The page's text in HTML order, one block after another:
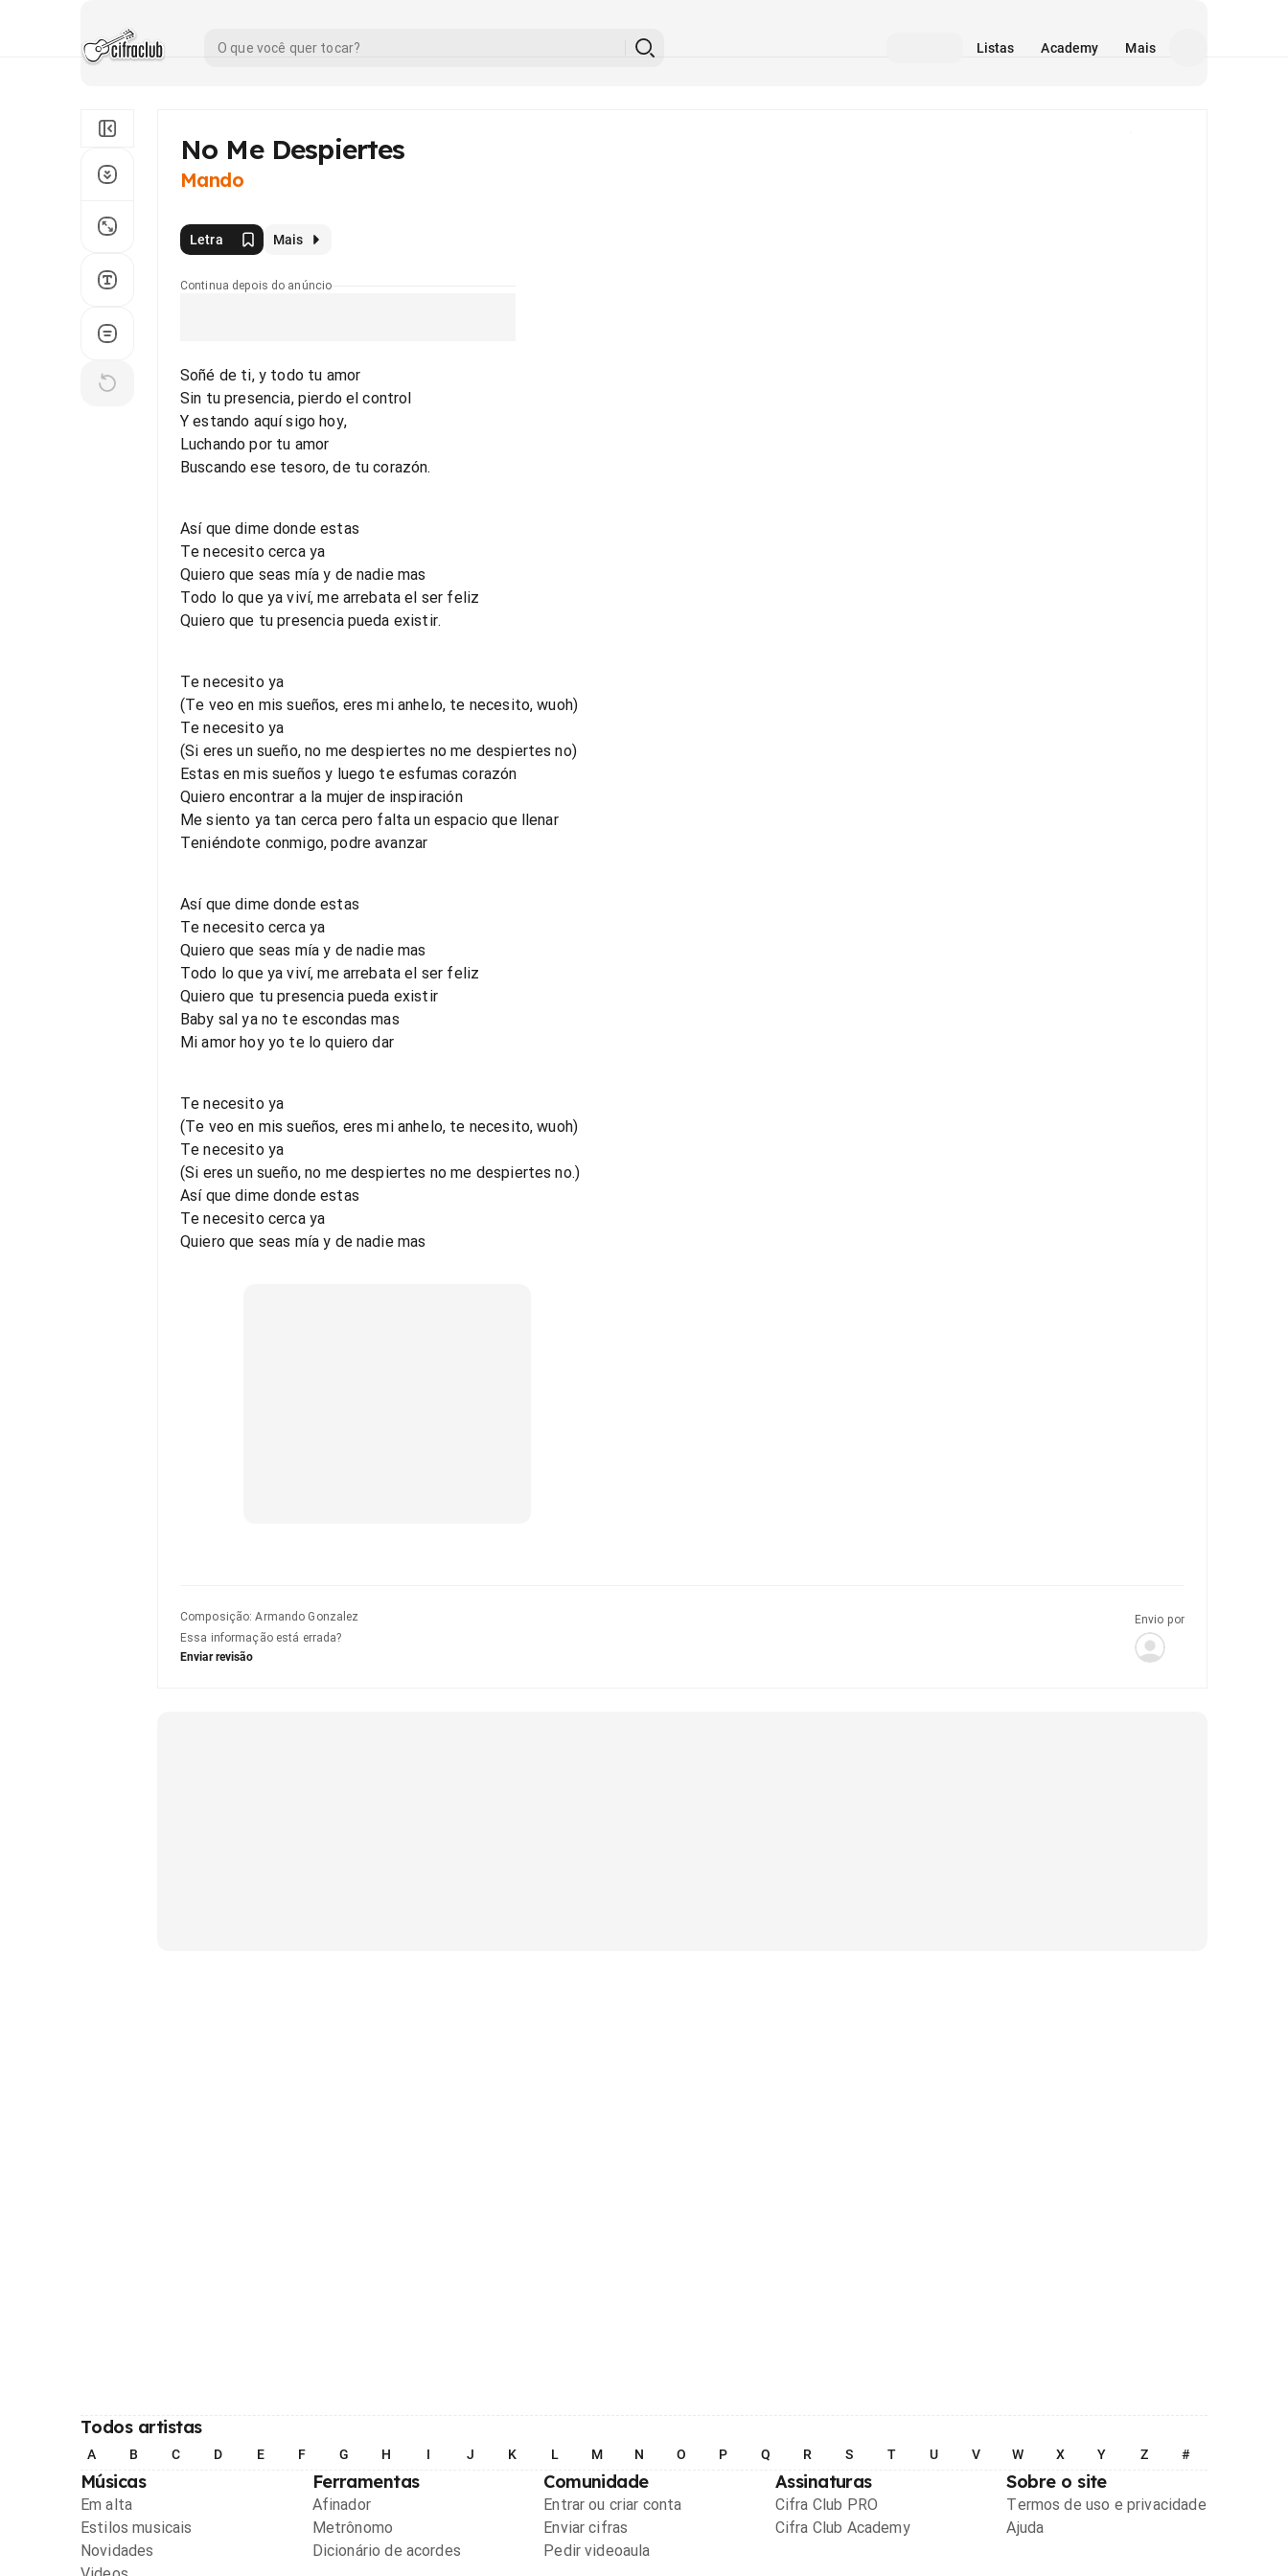
Listas Academy Mais
No Me Despiertes
Mando
Letra Mais
Continua depois do anúncio
Soñé de ti, y todo tu amor
Sin tu presencia, pierdo el control
Y estando aquí sigo hoy,
Luchando por tu amor
Buscando ese tesoro, de tu corazón.
Así que dime donde estas
Te necesito cerca ya
Quiero que seas mía y de nadie mas
Todo lo que ya viví, me arrebata el ser feliz
Quiero que tu presencia pueda existir.
Te necesito ya
(Te veo en mis sueños, eres mi anhelo, te necesito, wuoh)
Te necesito ya
(Si eres un sueño, no me despiertes no me despiertes no)
Estas en mis sueños y luego te esfumas corazón
Quiero encontrar a la mujer de inspiración
Me siento ya tan cerca pero falta un espacio que llenar
Teniéndote conmigo, podre avanzar
Así que dime donde estas
Te necesito cerca ya
Quiero que seas mía y de nadie mas
Todo lo que ya viví, me arrebata el ser feliz
Quiero que tu presencia pueda existir
Baby sal ya no te escondas mas
Mi amor hoy yo te lo quiero dar
Te necesito ya
(Te veo en mis sueños, eres mi anhelo, te necesito, wuoh)
Te necesito ya
(Si eres un sueño, no me despiertes no me despiertes no.)
Así que dime donde estas
Te necesito cerca ya
Quiero que seas mía y de nadie mas
Composição:Armando Gonzalez
Essa informação está errada?
Enviar revisão
Envio por
Todos artistas
A B C D E F G H I J K L M N O P Q R S T U V W X Y Z #
Músicas
Em alta
Estilos musicais
Novidades
Ferramentas
Afinador
Metrônomo
Dicionário de acordes
Comunidade
Entrar ou criar conta
Enviar cifras
Pedir videoaula
Assinaturas
Cifra Club PRO
Cifra Club Academy
Sobre o site
Termos de uso e privacidade
Ajuda